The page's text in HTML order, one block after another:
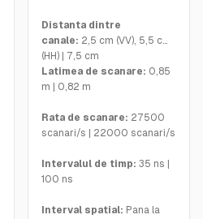
Distanta dintre
canale: 2,5 cm (VV), 5,5 cm
(HH) | 7,5 cm
Latimea de scanare: 0,85
m | 0,82 m
Rata de scanare: 27500
scanari/s | 22000 scanari/s
Intervalul de timp: 35 ns |
100 ns
Interval spatial: Pana la